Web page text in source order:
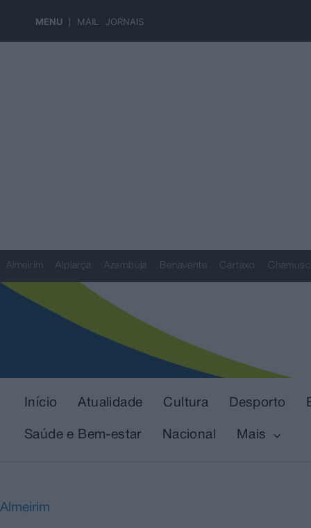
MENU MAIL JORNAIS
Almeirim Alpiarça Azambuja Benavente Cartaxo
Início Atualidade Cultura Desporto
Saúde e Bem-estar Nacional Mais
Almeirim